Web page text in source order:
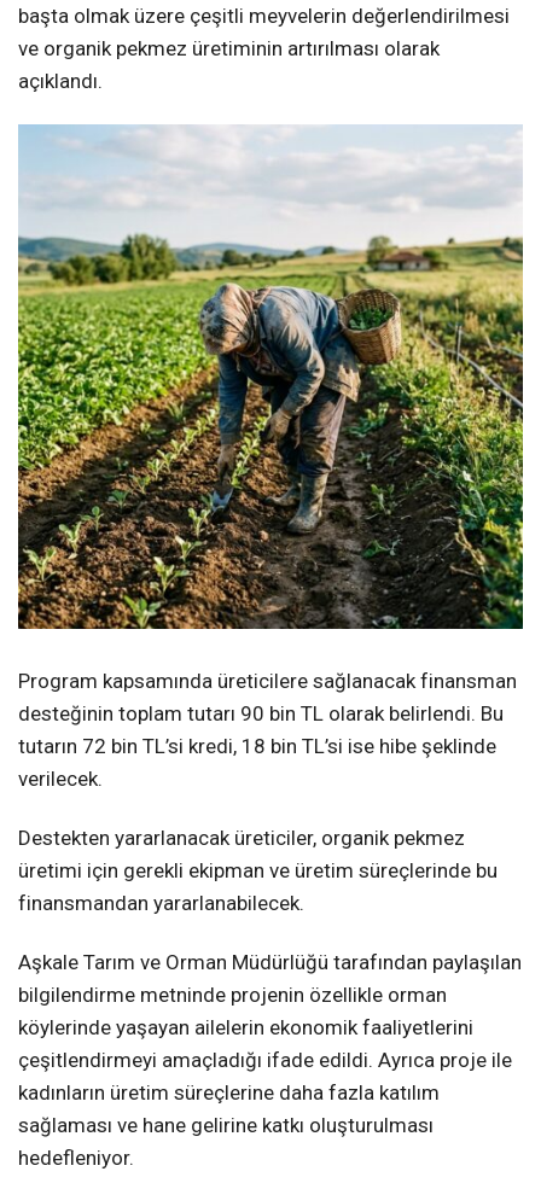
başta olmak üzere çeşitli meyvelerin değerlendirilmesi
ve organik pekmez üretiminin artırılması olarak
açıklandı.
Program kapsamında üreticilere sağlanacak finansman
desteğinin toplam tutarı 90 bin TL olarak belirlendi. Bu
tutarın 72 bin TL’si kredi, 18 bin TL’si ise hibe şeklinde
verilecek.
Destekten yararlanacak üreticiler, organik pekmez
üretimi için gerekli ekipman ve üretim süreçlerinde bu
finansmandan yararlanabilecek.
Aşkale Tarım ve Orman Müdürlüğü tarafından paylaşılan
bilgilendirme metninde projenin özellikle orman
köylerinde yaşayan ailelerin ekonomik faaliyetlerini
çeşitlendirmeyi amaçladığı ifade edildi. Ayrıca proje ile
kadınların üretim süreçlerine daha fazla katılım
sağlaması ve hane gelirine katkı oluşturulması
hedefleniyor.